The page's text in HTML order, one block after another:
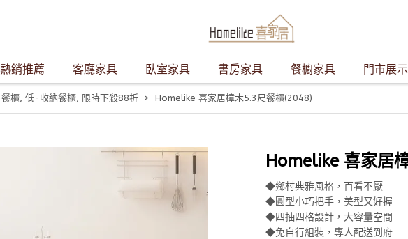
熱銷推薦 客廳家具 臥室家具 書房家具 餐櫥家具 門市展示
餐櫃, 低-收納餐櫃, 限時下殺88折 Homelike 喜家居樟木5.3尺餐櫃(2048)
Homelike 喜家居
◆鄉村典雅風格，百看不厭
◆圓型小巧把手，美型又好握
◆四抽四格設計，大容量空間
◆免自行組裝，專人配送到府